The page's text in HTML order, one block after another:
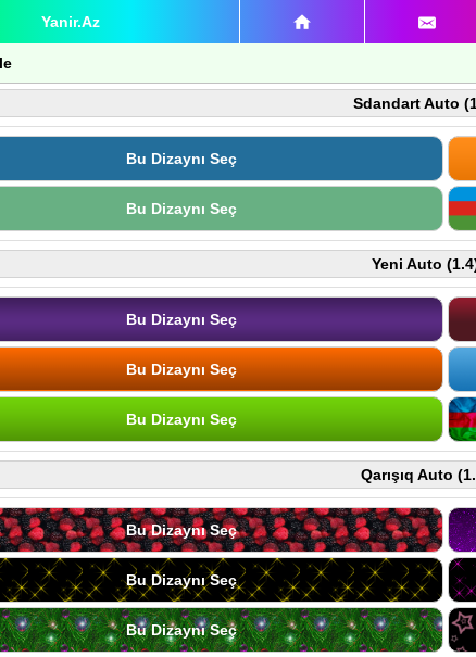
Yanir.Az
Sdandart Auto
Bu Dizaynı Seç
Bu Dizaynı Seç
Yeni Auto
Bu Dizaynı Seç
Bu Dizaynı Seç
Bu Dizaynı Seç
Qarışıq Auto
Bu Dizaynı Seç
Bu Dizaynı Seç
Bu Dizaynı Seç